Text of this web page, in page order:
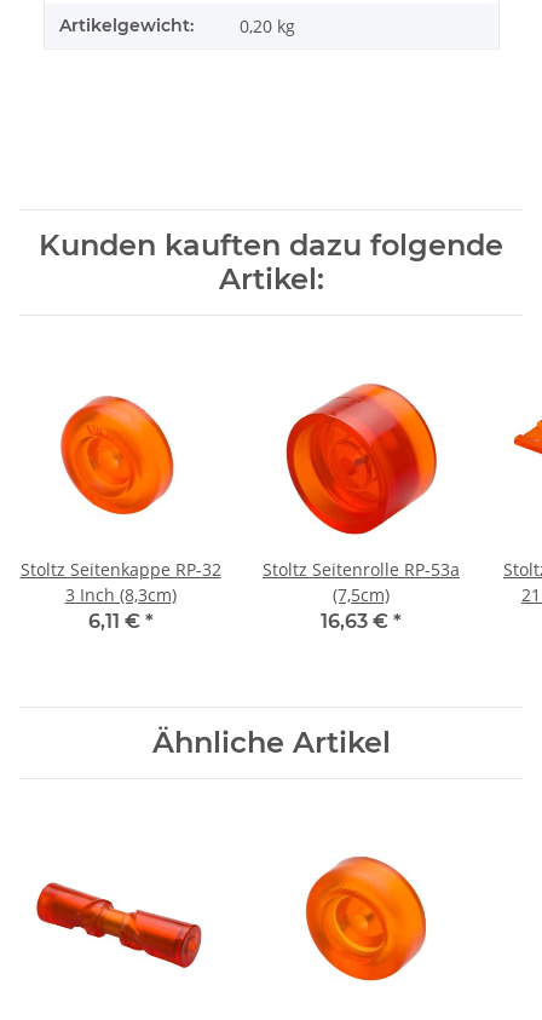
Artikelgewicht: 0,20 kg
Kunden kauften dazu folgende
Artikel:
Stoltz Seitenkappe RP-32
3 Inch (8,3cm)
6,11 € *
Stoltz Seitenrolle RP-53a
(7,5cm)
16,63 € *
Ähnliche Artikel